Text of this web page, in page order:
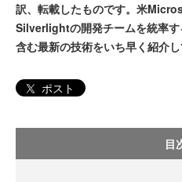
訳、転載したものです。米
Silverlightの開発チームを統率
含む最新の技術をいち早く紹介し
ポスト
目